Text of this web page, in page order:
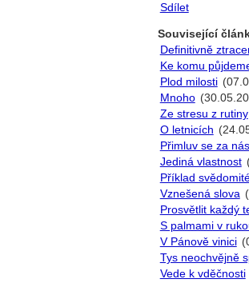
Sdílet
Související
Definitivně
Ke komu
Plod milosti
Mnoho
Ze stresu z rutiny
O letnicích
Přimluv se za
Jediná vlastnost
Příklad
Vznešená slova
Prosvětlit každý
S palmami v
V Pánově vinici
Tys neochvějně
Vede k vděčnosti